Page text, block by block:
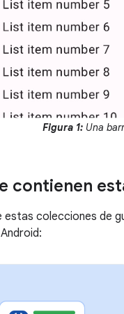
Figura 1:Una
contienen
colecciones de